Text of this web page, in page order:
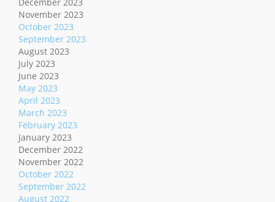
November 2023
October 2023
September 2023
August 2023
July 2023
June 2023
May 2023
April 2023
March 2023
February 2023
January 2023
December 2022
November 2022
October 2022
September 2022
August 2022